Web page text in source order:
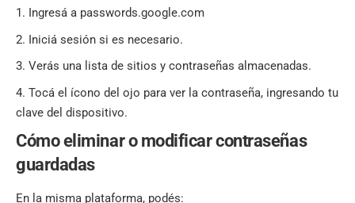
Ingresá a passwords.google.com
Iniciá sesión si es necesario.
Verás una lista de sitios y contraseñas almacenadas.
Tocá el ícono del ojo para ver la contraseña, ingresando tu
clave del dispositivo.
Cómo eliminar o modificar contraseñas
guardadas
En la misma plataforma, podés: